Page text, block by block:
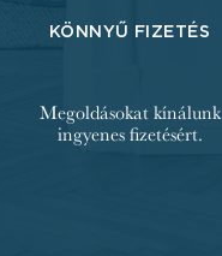
KÖNNYŰ FIZETÉS
Megoldásokat kínálunk
ingyenes fizetésért.